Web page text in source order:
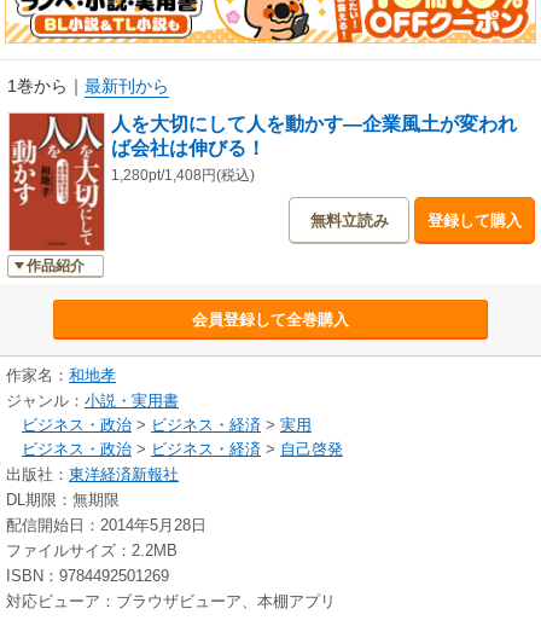
第５章 人が活きる経営
第６章 人の成長が企業を伸ばす
1巻から ｜ 最新刊から
作品紹介
人を大切にして人を動かす―企業風土が変われ
ば会社は伸びる！
1,280pt/1,408円(税込)
無料立読み 登録して購入
会員登録して全巻購入
作家名： 和地孝
ジャンル： 小説・実用書
ビジネス・政治 > ビジネス・経済 > 実用
ビジネス・政治 > ビジネス・経済 > 自己啓発
出版社： 東洋経済新報社
DL期限：無期限
配信開始日：2014年5月28日
ファイルサイズ：2.2MB
ISBN：9784492501269
対応ビューア：ブラウザビューア、本棚アプリ